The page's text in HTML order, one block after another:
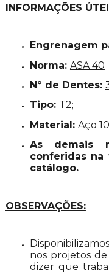
INFORMAÇÕES
Engrenagem
Norma: ASA 40
Nº de Dentes:
Tipo: T2;
Material: Aço
As demais
conferidas na
catálogo.
OBSERVAÇÕES:
nos projetos
dizer que